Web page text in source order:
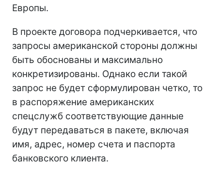
Европы.
В проекте договора подчеркивается, что
запросы американской стороны должны
быть обоснованы и максимально
конкретизированы. Однако если такой
запрос не будет сформулирован четко, то
в распоряжение американских
спецслужб соответствующие данные
будут передаваться в пакете, включая
имя, адрес, номер счета и паспорта
банковского клиента.